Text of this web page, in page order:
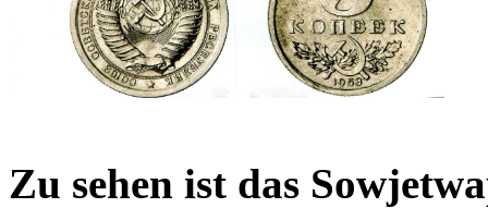
Zu sehen ist das